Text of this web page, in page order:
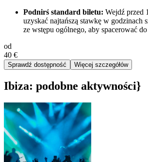
Podnirś standard biletu: Wejdź przed
uzyskać najtańszą stawkę w godzinach
ze wstępu ogólnego, aby spacerować
od
40 €
Sprawdź dostępność Więcej szczegółów
Ibiza: podobne aktywności}